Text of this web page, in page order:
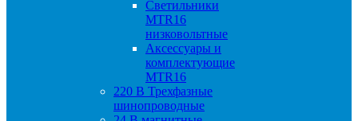
Светильники
MTR16
низковольтные
Аксессуары и
комплектующие
MTR16
220 B Трехфазные
шинопроводные